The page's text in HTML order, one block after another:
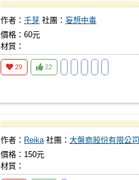
作者： 千芽 社團： 妄想中毒
價格：60元
材質：
29 22
作者： Reika 社團： 大盤商股份有限公司
價格：150元
材質：